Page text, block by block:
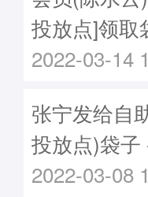
投放点]领取
2022-03-14
张宁发给自
投放点)袋子
2022-03-08